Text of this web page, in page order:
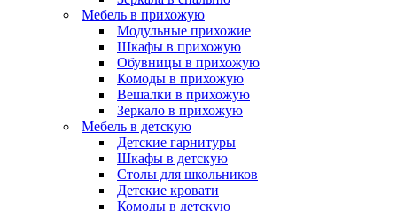
Мебель в прихожую
Модульные прихожие
Шкафы в прихожую
Обувницы в прихожую
Комоды в прихожую
Вешалки в прихожую
Зеркало в прихожую
Мебель в детскую
Детские гарнитуры
Шкафы в детскую
Столы для школьников
Детские кровати
Комоды в детскую